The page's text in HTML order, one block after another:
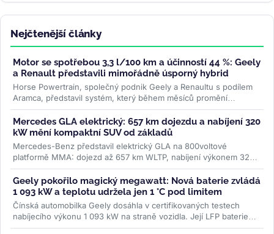
Nejčtenější články
Motor se spotřebou 3,3 l/100 km a účinností 44 %: Geely
a Renault představili mimořádně úsporný hybrid
Horse Powertrain, společný podnik Geely a Renaultu s podílem
Aramca, představil systém, který během měsíců promění
elektromobilovou...>>
Mercedes GLA elektrický: 657 km dojezdu a nabíjení 320
kW mění kompaktní SUV od základů
Mercedes-Benz představil elektrický GLA na 800voltové
platformě MMA: dojezd až 657 km WLTP, nabíjení výkonem 320
kW a plnění na 80 % za 22...>>
Geely pokořilo magický megawatt: Nová baterie zvládá
1 093 kW a teplotu udržela jen 1 °C pod limitem
Čínská automobilka Geely dosáhla v certifikovaných testech
nabíjecího výkonu 1 093 kW na straně vozidla. Její LFP baterie
Aegis Gold Brick...>>